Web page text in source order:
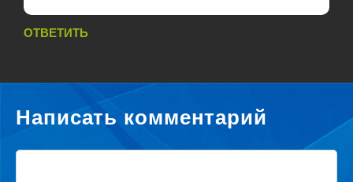
ОТВЕТИТЬ
Написать комментарий